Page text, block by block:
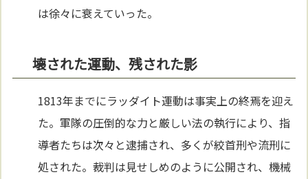
は徐々に衰えていった。
壊された運動、残された影
1813年までにラッダイト運動は事実上の終焉を迎え
た。軍隊の圧倒的な力と厳しい法の執行により、指
導者たちは次々と逮捕され、多くが絞首刑や流刑に
処された。裁判は見せしめのように公開され、機械